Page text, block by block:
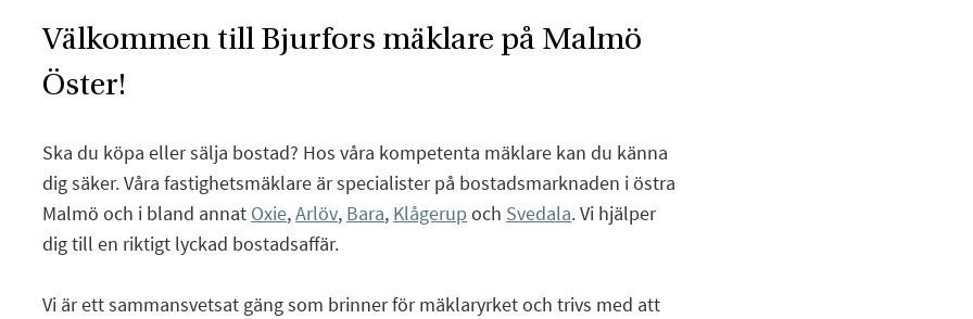
Välkommen till Bjurfors mäklare på Malmö
Öster!
Ska du köpa eller sälja bostad? Hos våra kompetenta mäklare kan du känna
dig säker. Våra fastighetsmäklare är specialister på bostadsmarknaden i östra
Malmö och i bland annat Oxie,Arlöv, Bara, Klågerup och Svedala. Vi hjälper
dig till en riktigt lyckad bostadsaffär.
Vi är ett sammansvetsat gäng som brinner för mäklaryrket och trivs med att